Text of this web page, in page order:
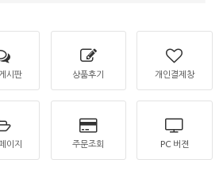
시판 상품후기 개인결제창
이지 주문조회 PC 버젼